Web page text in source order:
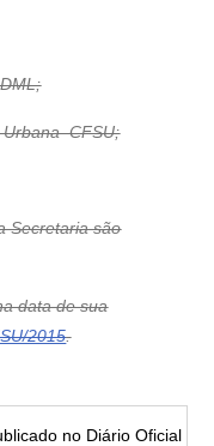
 CFSU;
Secretaria são
data de sua
2015.
no Diário Oficial